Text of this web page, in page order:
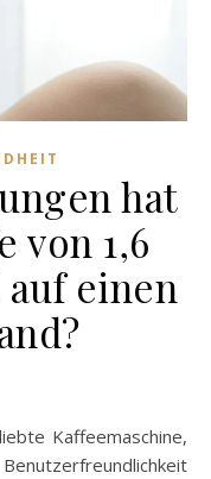
hat
von 1,6
einen